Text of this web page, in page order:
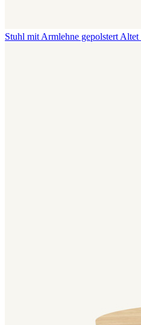
Stuhl mit Armlehne gepolstert Altet